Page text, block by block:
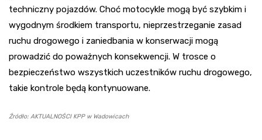
techniczny pojazdów. Choć motocykle mogą być szybkim i
wygodnym środkiem transportu, nieprzestrzeganie zasad
ruchu drogowego i zaniedbania w konserwacji mogą
prowadzić do poważnych konsekwencji. W trosce o
bezpieczeństwo wszystkich uczestników ruchu drogowego,
takie kontrole będą kontynuowane.
Źródło: AKTUALNOŚCI KPP w Wadowicach